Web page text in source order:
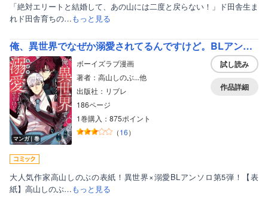
「絶対エリートと結婚して、あの山には二度と戻らない！」ド田舎生ま
れド田舎育ちの…もっと見る
俺、異世界でなぜか溺愛されてるんですけど。BLアンソロジー
マンガ｜巻
ボーイズラブ漫画
著者：高山しのぶ...他
出版社：リブレ
186ページ
1巻購入：875ポイント
（16）
試し読み
作品詳細
大人気作家高山しのぶの表紙！異世界×溺愛BLアンソロ第5弾！【表
紙】高山しのぶ…もっと見る